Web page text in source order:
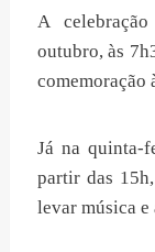
A
outubro, às
comemoração
Já na quinta-
partir das
levar música